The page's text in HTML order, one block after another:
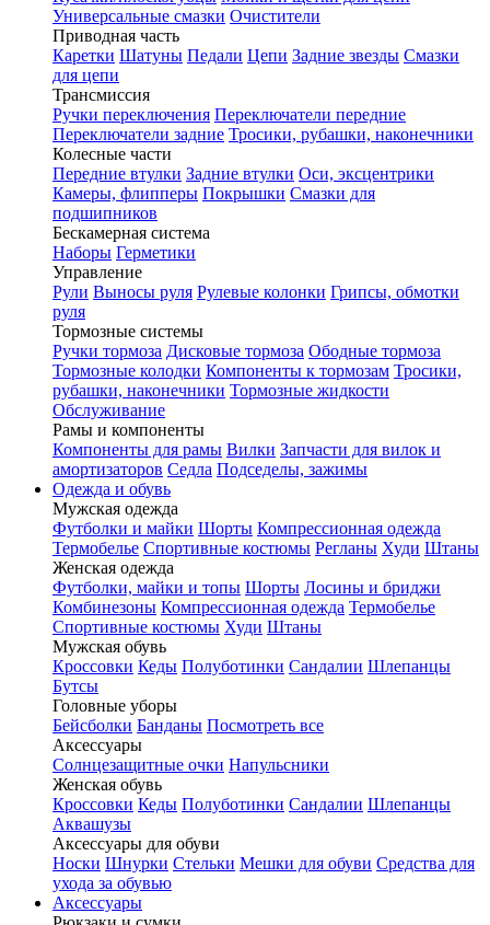
Универсальные смазки Очистители
Приводная часть
Каретки Шатуны Педали Цепи Задние звезды Смазки
для цепи
Трансмиссия
Ручки переключения Переключатели передние
Переключатели задние Тросики, рубашки, наконечники
Колесные части
Передние втулки Задние втулки Оси, эксцентрики
Камеры, флипперы Покрышки Смазки для
подшипников
Бескамерная система
Наборы Герметики
Управление
Рули Выносы руля Рулевые колонки Грипсы, обмотки
руля
Тормозные системы
Ручки тормоза Дисковые тормоза Ободные тормоза
Тормозные колодки Компоненты к тормозам Тросики,
рубашки, наконечники Тормозные жидкости
Обслуживание
Рамы и компоненты
Компоненты для рамы Вилки Запчасти для вилок и
амортизаторов Седла Подседелы, зажимы
Одежда и обувь
Мужская одежда
Футболки и майки Шорты Компрессионная одежда
Термобелье Спортивные костюмы Регланы Худи Штаны
Женская одежда
Футболки, майки и топы Шорты Лосины и бриджи
Комбинезоны Компрессионная одежда Термобелье
Спортивные костюмы Худи Штаны
Мужская обувь
Кроссовки Кеды Полуботинки Сандалии Шлепанцы
Бутсы
Головные уборы
Бейсболки Банданы Посмотреть все
Аксессуары
Солнцезащитные очки Напульсники
Женская обувь
Кроссовки Кеды Полуботинки Сандалии Шлепанцы
Аквашузы
Аксессуары для обуви
Носки Шнурки Стельки Мешки для обуви Средства для
ухода за обувью
Аксессуары